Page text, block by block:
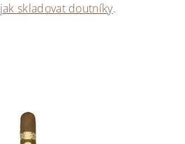
jak skladovat doutníky.